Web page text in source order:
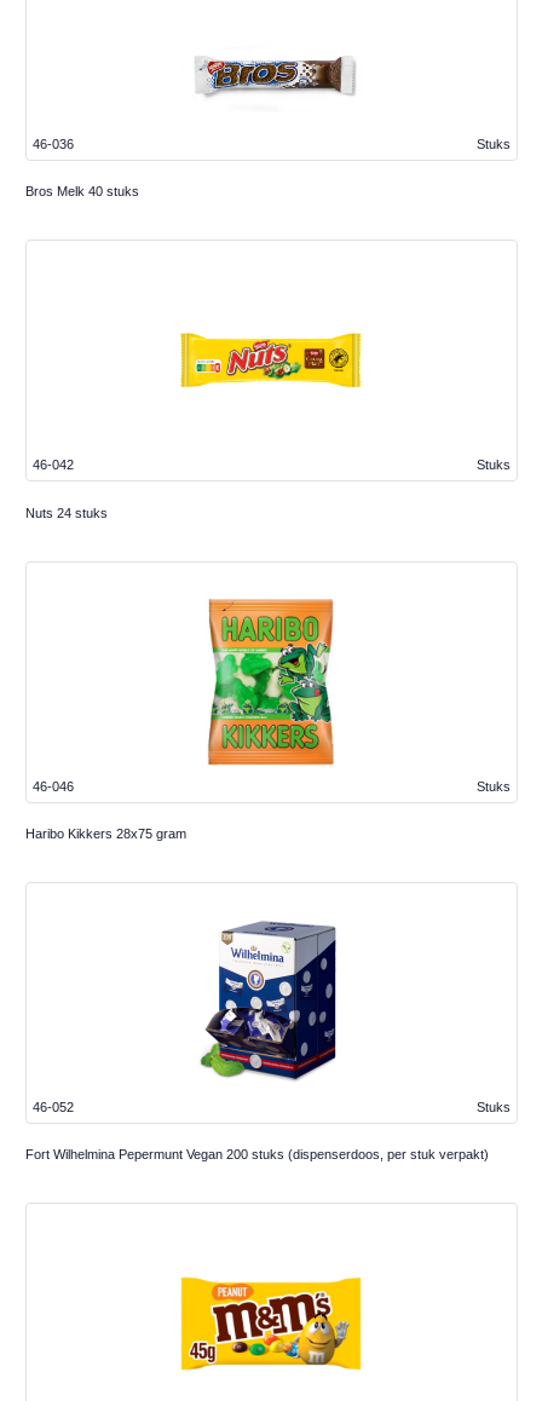
Stuks
46-036
Bros Melk 40 stuks
Stuks
46-042
Nuts 24 stuks
Stuks
46-046
Haribo Kikkers 28x75 gram
Stuks
46-052
Fort Wilhelmina Pepermunt Vegan 200 stuks (dispenserdoos, per stuk verpakt)